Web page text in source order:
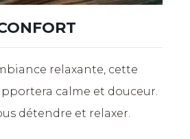
relaxante, cette
calme et douceur.
détendre et relaxer.